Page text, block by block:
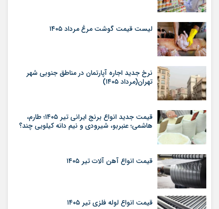
لیست قیمت گوشت مرغ مرداد ۱۴۰۵
نرخ جدید اجاره آپارتمان در مناطق جنوبی شهر
تهران(مرداد ۱۴۰۵)
قیمت جدید انواع برنج ایرانی تیر ۱۴۰۵؛ طارم،
هاشمی؛ عنبربو، شیرودی و نیم دانه کیلویی چند؟
قیمت انواع آهن آلات تیر ۱۴۰۵
قیمت انواع لوله فلزی تیر ۱۴۰۵